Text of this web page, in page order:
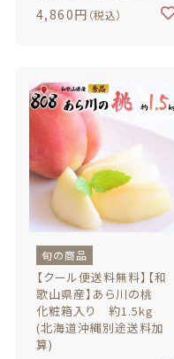
4,860円 （税込）
旬の商品
【クール便送料無料】【和
歌山県産】あら川の桃
化粧箱入り 約1.5kg
(北海道沖縄別途送料加
算)
情報セキュリティ基本方針
ランキング
セール商品
新着商品
並び順